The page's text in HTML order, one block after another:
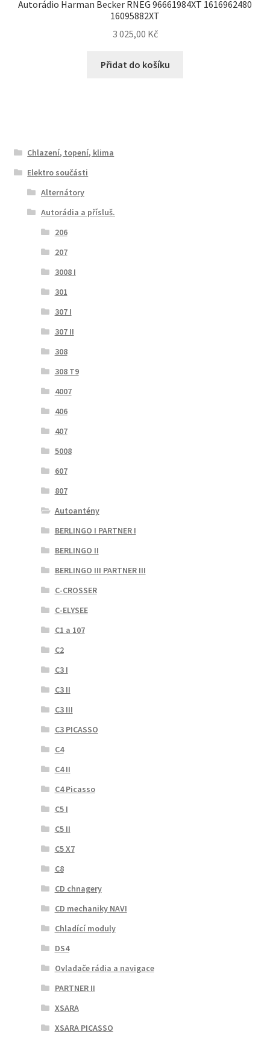
Autorádio Harman Becker RNEG 96661984XT 1616962480
16095882XT
3 025,00 Kč
Přidat do košíku
Chlazení, topení, klima
Elektro součásti
Alternátory
Autorádia a přísluš.
206
207
3008 I
301
307 I
307 II
308
308 T9
4007
406
407
5008
607
807
Autoantény
BERLINGO I PARTNER I
BERLINGO II
BERLINGO III PARTNER III
C-CROSSER
C-ELYSEE
C1 a 107
C2
C3 I
C3 II
C3 III
C3 PICASSO
C4
C4 II
C4 Picasso
C5 I
C5 II
C5 X7
C8
CD chnagery
CD mechaniky NAVI
Chladící moduly
DS4
Ovladače rádia a navigace
PARTNER II
XSARA
XSARA PICASSO